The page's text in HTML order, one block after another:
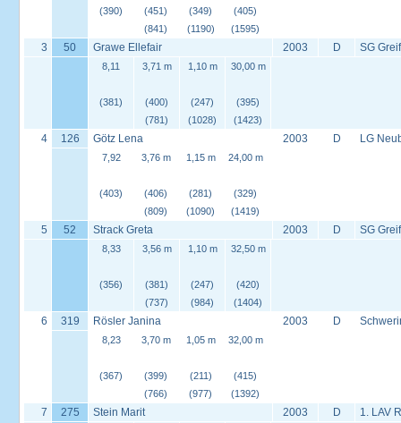
(390)
(451)
(841)
(349)
(1190)
(405)
(1595)
3 50 Grawe Ellefair 2003 D SG
8,11
(381)
3,71 m
(400)
(781)
1,10 m
(247)
(1028)
30,00 m
(395)
(1423)
4 126 Götz Lena 2003 D LG
7,92
(403)
3,76 m
(406)
(809)
1,15 m
(281)
(1090)
24,00 m
(329)
(1419)
5 52 Strack Greta 2003 D SG
8,33
(356)
3,56 m
(381)
(737)
1,10 m
(247)
(984)
32,50 m
(420)
(1404)
6 319 Rösler Janina 2003 D
8,23
(367)
3,70 m
(399)
(766)
1,05 m
(211)
(977)
32,00 m
(415)
(1392)
7 275 Stein Marit 2003 D 1. LAV